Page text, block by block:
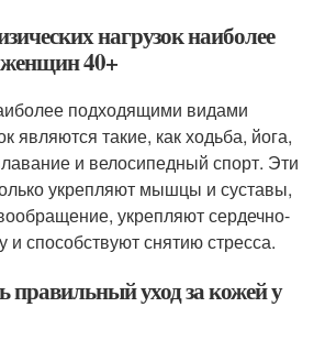
нагрузок наиболее
40+
подходящими видами
являются такие, как ходьба, йога,
и велосипедный спорт. Эти
укрепляют мышцы и суставы,
укрепляют сердечно-
и способствуют снятию стресса.
правильный уход за кожей у